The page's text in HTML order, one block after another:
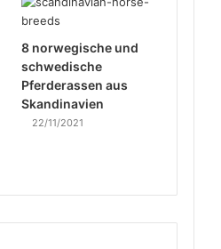
8 norwegische und
schwedische
Pferderassen aus
Skandinavien
22/11/2021